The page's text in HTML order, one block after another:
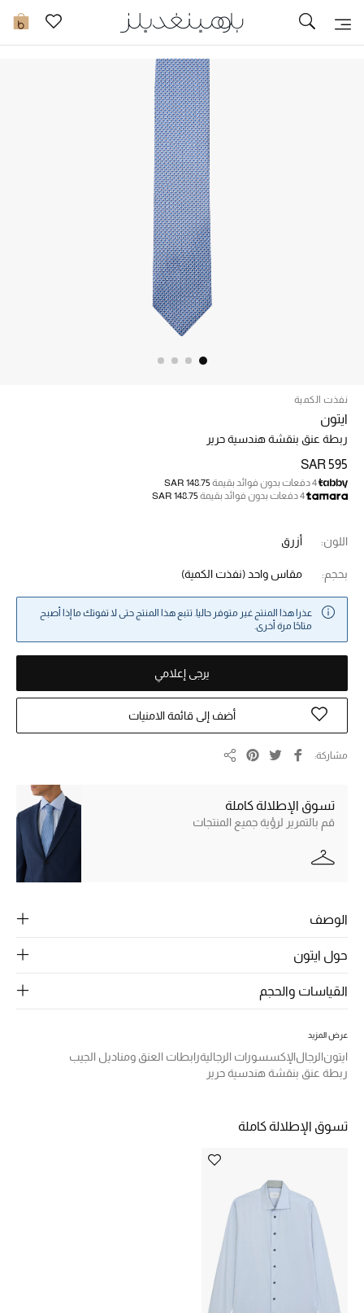
0 توصيل سريع
ما وصلنا حديثاً
الأطفال
مستلزمات المنزل
المجوهرات
جديد لدينا
النساء
ما وصلنا حديثاً
ركن أناقة المنتجعات
حصريًا عبر الإنترنت
جميع إصدارتنا النسائية
الملابس الرياضية النسائية
حقائب وأحذية متطابقة
جميع الملابس النسائية
جميع الأحذية النسائية
جميع الحقائب النسائية
جميع الإكسسورات النسائية
نفذت الكمية
ايتون
ربطة عنق بنقشة هندسية حرير
SAR 595
4 دفعات بدون فوائد بقيمة
SAR 148.75
4 دفعات بدون فوائد بقيمة
SAR 148.75
اللون: أزرق
بحجم: مقاس واحد (نفذت الكمية)
عذرا هذا المنتج غير متوفر حاليا. تتبع هذا المنتج حتى لا تفوتك ما إذا أصبح
متاحًا مرة أخرى.
يرجى إعلامي
أضف إلى قائمة الامنيات
مشاركة
تسوق الإطلالة كاملة
قم بالتمرير لرؤية جميع المنتجات
الوصف
حول ايتون
القياسات والحجم
عرض المزيد
ايتونالرجالالإكسسورات الرجاليةرابطات العنق ومناديل الجيب
ربطة عنق بنقشة هندسية حرير
تسوق الإطلالة كاملة